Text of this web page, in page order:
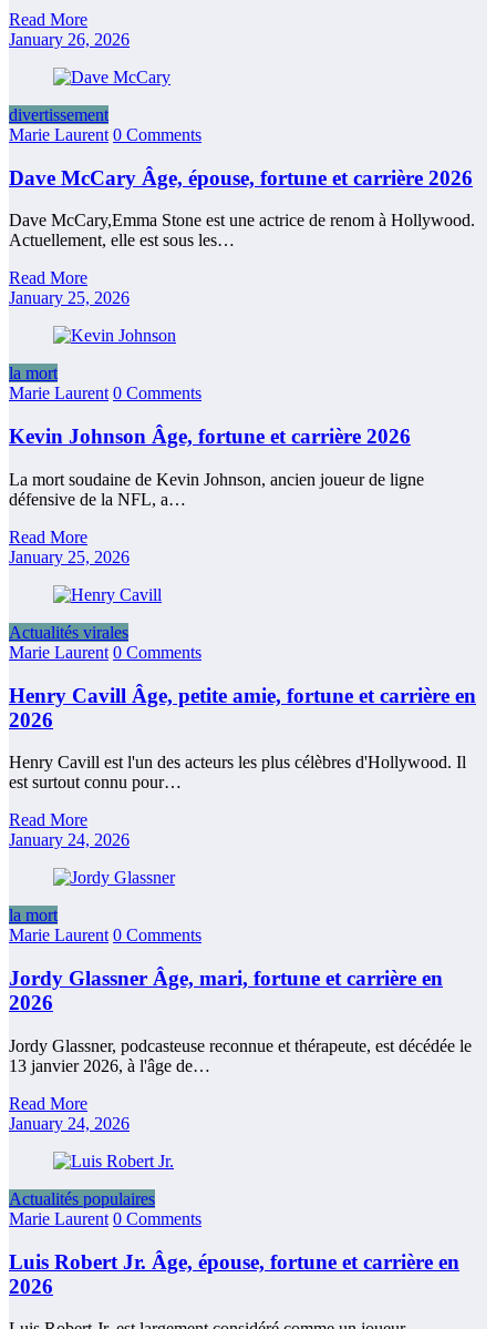
Read More
January 26, 2026
divertissement
Marie Laurent 0 Comments
Dave McCary Âge, épouse, fortune et carrière 2026
Dave McCary,Emma Stone est une actrice de renom à Hollywood.
Actuellement, elle est sous les…
Read More
January 25, 2026
la mort
Marie Laurent 0 Comments
Kevin Johnson Âge, fortune et carrière 2026
La mort soudaine de Kevin Johnson, ancien joueur de ligne
défensive de la NFL, a…
Read More
January 25, 2026
Actualités virales
Marie Laurent 0 Comments
Henry Cavill Âge, petite amie, fortune et carrière en
2026
Henry Cavill est l'un des acteurs les plus célèbres d'Hollywood. Il
est surtout connu pour…
Read More
January 24, 2026
la mort
Marie Laurent 0 Comments
Jordy Glassner Âge, mari, fortune et carrière en
2026
Jordy Glassner, podcasteuse reconnue et thérapeute, est décédée le
13 janvier 2026, à l'âge de…
Read More
January 24, 2026
Actualités populaires
Marie Laurent 0 Comments
Luis Robert Jr. Âge, épouse, fortune et carrière en
2026